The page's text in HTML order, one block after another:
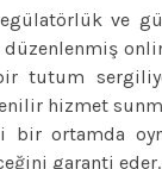
ve
düzenlenmiş
tutum
hizmet
bir ortamda
garanti eder.